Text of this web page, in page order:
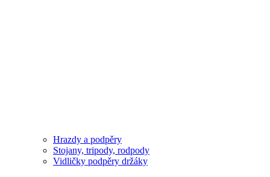
Hrazdy a podpěry
Stojany, tripody, rodpody
Vidličky podpěry držáky